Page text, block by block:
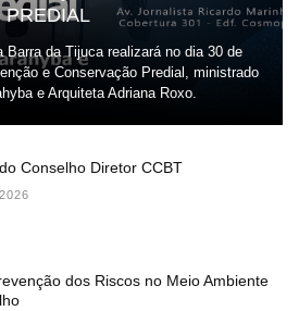
PREDIAL
Barra da Tijuca realizará no dia 30 de
e Conservação Predial, ministrado
e Arquiteta Adriana Roxo.
Conselho Diretor CCBT
dos Riscos no Meio Ambiente